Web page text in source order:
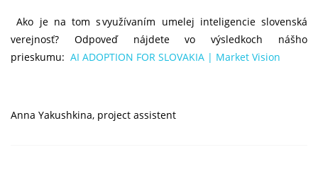
Ako je na tom s využívaním umelej inteligencie slovenská
verejnosť? Odpoveď nájdete vo výsledkoch nášho
prieskumu: AI ADOPTION FOR SLOVAKIA | Market Vision
Anna Yakushkina, project assistent